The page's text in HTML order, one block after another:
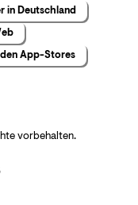
in Deutschland
den App-Stores
vorbehalten.